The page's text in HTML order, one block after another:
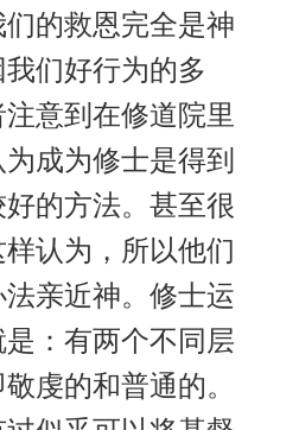
的救恩完全是神
们好行为的多
意到在修道院里
成为修士是得到
的方法。甚至很
认为，所以他们
亲近神。修士运
：有两个不同层
虔的和普通的。